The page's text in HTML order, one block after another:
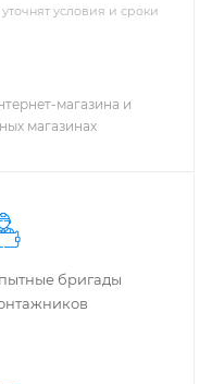
условия и сроки
магазина и
магазинах
бригады